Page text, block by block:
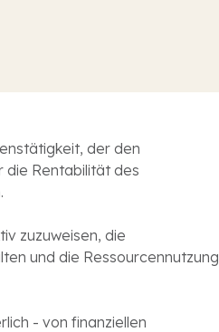
der den
die Rentabilität des
zuzuweisen, die
und die Ressourcennutzung
- von finanziellen